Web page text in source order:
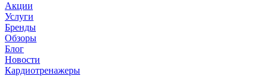
Акции
Услуги
Бренды
Обзоры
Блог
Новости
Кардиотренажеры